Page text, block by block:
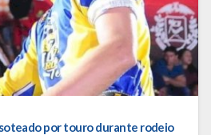
por touro durante rodeio